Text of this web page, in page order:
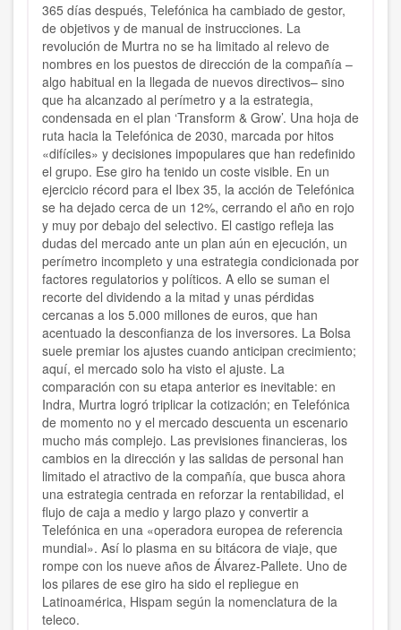
365 días después, Telefónica ha cambiado de gestor,
de objetivos y de manual de instrucciones. La
revolución de Murtra no se ha limitado al relevo de
nombres en los puestos de dirección de la compañía –
algo habitual en la llegada de nuevos directivos– sino
que ha alcanzado al perímetro y a la estrategia,
condensada en el plan ‘Transform & Grow’. Una hoja de
ruta hacia la Telefónica de 2030, marcada por hitos
«difíciles» y decisiones impopulares que han redefinido
el grupo. Ese giro ha tenido un coste visible. En un
ejercicio récord para el Ibex 35, la acción de Telefónica
se ha dejado cerca de un 12%, cerrando el año en rojo
y muy por debajo del selectivo. El castigo refleja las
dudas del mercado ante un plan aún en ejecución, un
perímetro incompleto y una estrategia condicionada por
factores regulatorios y políticos. A ello se suman el
recorte del dividendo a la mitad y unas pérdidas
cercanas a los 5.000 millones de euros, que han
acentuado la desconfianza de los inversores. La Bolsa
suele premiar los ajustes cuando anticipan crecimiento;
aquí, el mercado solo ha visto el ajuste. La
comparación con su etapa anterior es inevitable: en
Indra, Murtra logró triplicar la cotización; en Telefónica
de momento no y el mercado descuenta un escenario
mucho más complejo. Las previsiones financieras, los
cambios en la dirección y las salidas de personal han
limitado el atractivo de la compañía, que busca ahora
una estrategia centrada en reforzar la rentabilidad, el
flujo de caja a medio y largo plazo y convertir a
Telefónica en una «operadora europea de referencia
mundial». Así lo plasma en su bitácora de viaje, que
rompe con los nueve años de Álvarez-Pallete. Uno de
los pilares de ese giro ha sido el repliegue en
Latinoamérica, Hispam según la nomenclatura de la
teleco.